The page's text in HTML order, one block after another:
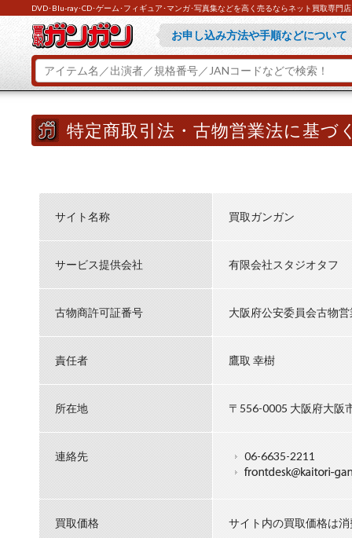
DVD･Blu-ray･CD･ゲーム･フィギュア･マンガ･写真集などを高く売るならネット買取専門
特定商取引法・古物営業法に基づ
サイト名称 買取ガンガン
サービス提供会社 有限会社スタジオタフ
古物商許可証番号 大阪府公安委員会古物
責任者 鷹取 幸樹
所在地 〒556-0005 大阪府大阪
連絡先 06-6635-2211
買取価格 サイト内の買取価格は
買取ガンガンが選ばれている理由
お申し込み方法や手順などについ
とにかくお急ぎの方は『ラクラク
ご不明な点があれば『よくあるご質